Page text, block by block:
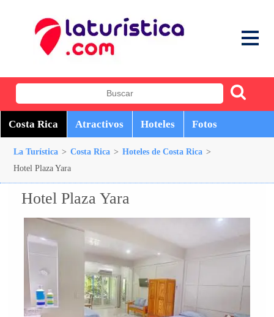
Costa Rica Atractivos Hoteles Fotos
La Turística > Costa Rica > Hoteles de Costa Rica >
Hotel Plaza Yara
Hotel Plaza Yara